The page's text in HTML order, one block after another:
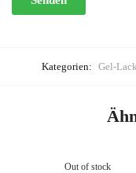
Kategorien: Gel-
Out of stock